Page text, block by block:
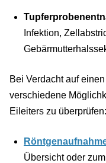
Infektion,
Bei Verdacht auf
verschiedene
Eileiters zu überprüfen:
Übersicht oder